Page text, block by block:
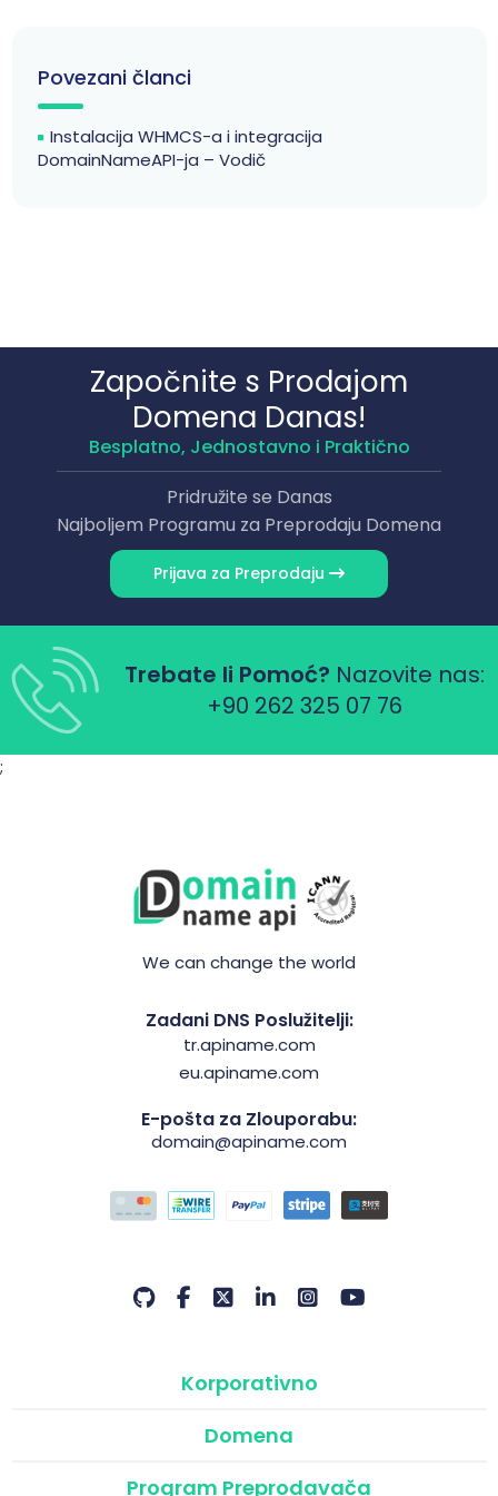
Povezani članci
Instalacija WHMCS-a i integracija
DomainNameAPI-ja – Vodič
Započnite s Prodajom
Domena Danas!
Besplatno, Jednostavno i Praktično
Pridružite se Danas
Najboljem Programu za Preprodaju Domena
Prijava za Preprodaju
Trebate li Pomoć? Nazovite nas:
+90 262 325 07 76
;
We can change the world
Zadani DNS Poslužitelji:
tr.apiname.com
eu.apiname.com
E-pošta za Zlouporabu:
domain@apiname.com
Korporativno
Domena
Program Preprodavača